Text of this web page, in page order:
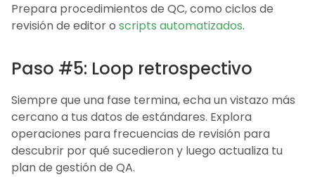
Prepara procedimientos de QC, como ciclos de
revisión de editor o scripts automatizados.
Paso #5: Loop retrospectivo
Siempre que una fase termina, echa un vistazo más
cercano a tus datos de estándares. Explora
operaciones para frecuencias de revisión para
descubrir por qué sucedieron y luego actualiza tu
plan de gestión de QA.